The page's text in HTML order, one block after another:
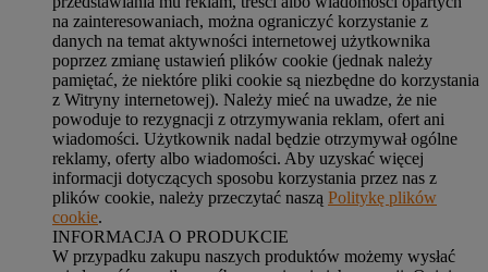
na zainteresowaniach, można ograniczyć korzystanie z
danych na temat aktywności internetowej użytkownika
poprzez zmianę ustawień plików cookie (jednak należy
pamiętać, że niektóre pliki cookie są niezbędne do korzystania
z Witryny internetowej). Należy mieć na uwadze, że nie
powoduje to rezygnacji z otrzymywania reklam, ofert ani
wiadomości. Użytkownik nadal będzie otrzymywał ogólne
reklamy, oferty albo wiadomości. Aby uzyskać więcej
informacji dotyczących sposobu korzystania przez nas z
plików cookie, należy przeczytać naszą Politykę plików
cookie.
INFORMACJA O PRODUKCIE
W przypadku zakupu naszych produktów możemy wysłać